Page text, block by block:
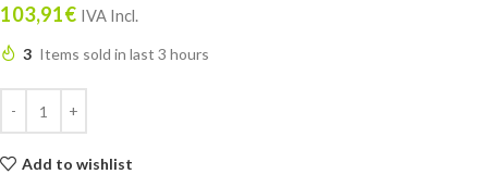
103,91€ IVA Incl.
3 Items sold in last 3 hours
Add to wishlist